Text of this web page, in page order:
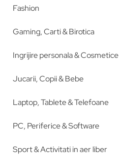
Fashion
Gaming, Carti & Birotica
Ingrijire personala & Cosmetice
Jucarii, Copii & Bebe
Laptop, Tablete & Telefoane
PC, Periferice & Software
Sport & Activitati in aer liber